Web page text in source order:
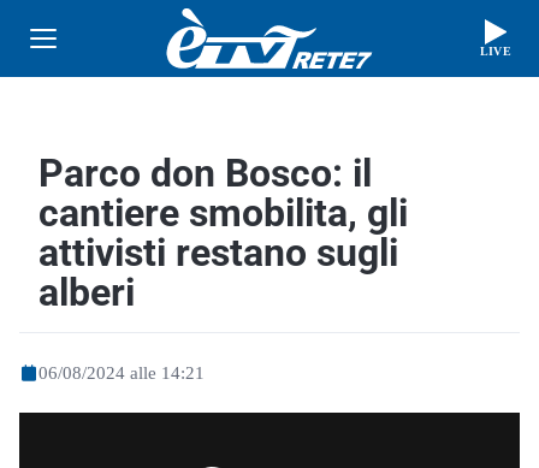
LIVE
Parco don Bosco: il
cantiere smobilita, gli
attivisti restano sugli
alberi
06/08/2024 alle 14:21